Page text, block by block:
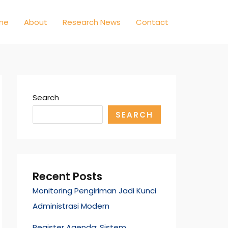
About Research News Contact
Search
SEARCH
Recent Posts
Monitoring Pengiriman Jadi Kunci
Administrasi Modern